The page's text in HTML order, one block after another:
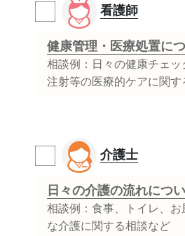
看護師
健康管理・医療処置に
相談例：日々の健康チェ
注射等の医療的ケアに関
介護士
日々の介護の流れにつ
相談例：食事、トイレ、
な介護に関する相談など